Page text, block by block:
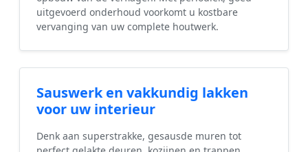
uitgevoerd onderhoud voorkomt u kostbare
vervanging van uw complete houtwerk.
Sauswerk en vakkundig lakken
voor uw interieur
Denk aan superstrakke, gesausde muren tot